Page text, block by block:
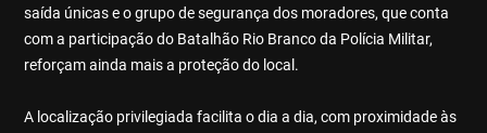
saída únicas e o grupo de segurança dos moradores, que conta
com a participação do Batalhão Rio Branco da Polícia Militar,
reforçam ainda mais a proteção do local.
A localização privilegiada facilita o dia a dia, com proximidade às